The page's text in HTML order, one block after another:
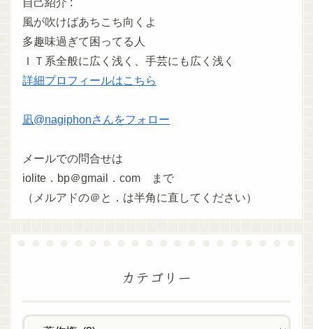
風が吹けばあちこち向くよ
多趣味過ぎて困ってる人
ＩＴ系全般に広く浅く、手芸にも広く浅く
詳細プロフィールはこちら
凪@nagiphonさんをフォロー
メールでの問合せは
iolite．bp＠gmail．com まで
（メルアドの＠と．は半角に直してください）
カテゴリー